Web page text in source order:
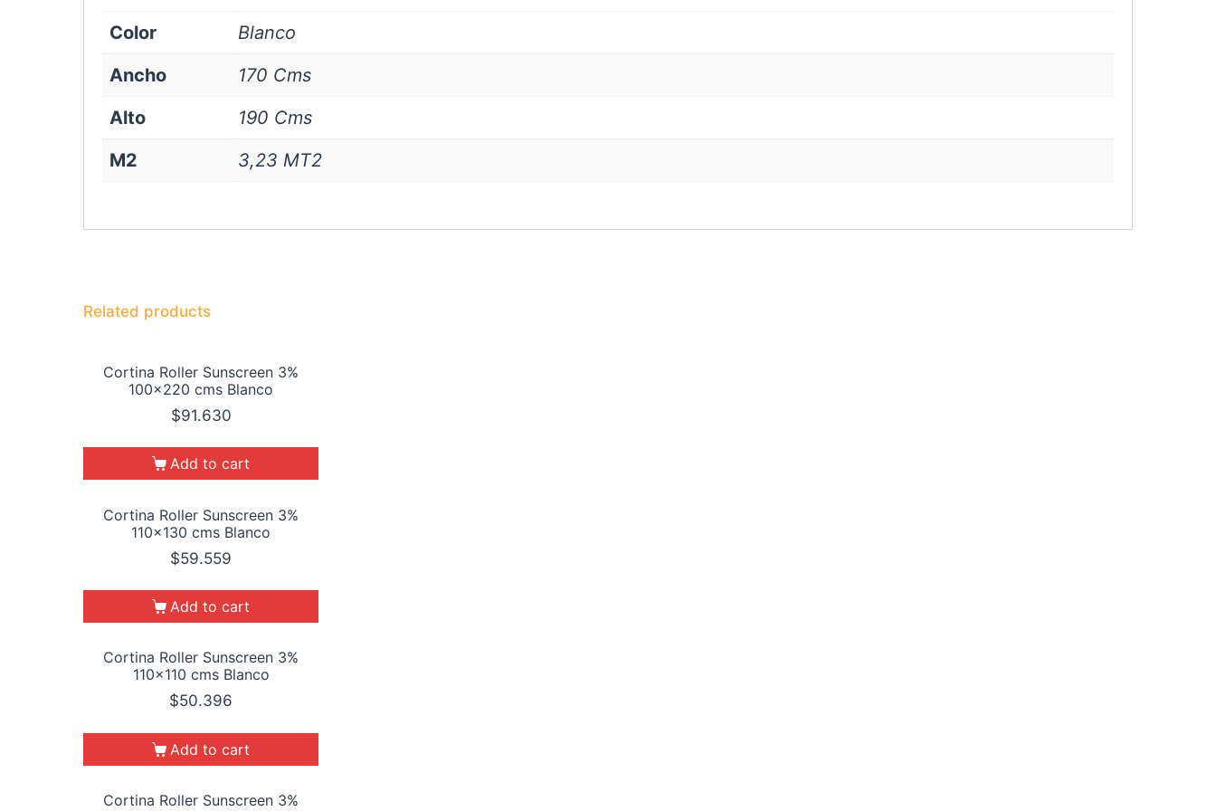
Color
Blanco
Ancho
170 Cms
Alto
190 Cms
M2
3,23 MT2
Related products
Cortina Roller Sunscreen 3%
100×220 cms Blanco
$91.630
Add to cart
Cortina Roller Sunscreen 3%
110×130 cms Blanco
$59.559
Add to cart
Cortina Roller Sunscreen 3%
110×110 cms Blanco
$50.396
Add to cart
Cortina Roller Sunscreen 3%